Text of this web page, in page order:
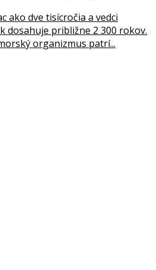
ako dve tisícročia a vedci
dosahuje približne 2 300 rokov.
organizmus patrí...